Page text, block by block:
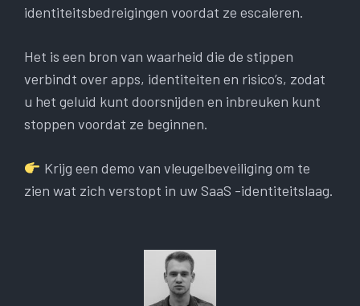
identiteitsbedreigingen voordat ze escaleren.
Het is een bron van waarheid die de stippen
verbindt over apps, identiteiten en risico’s, zodat
u het geluid kunt doorsnijden en inbreuken kunt
stoppen voordat ze beginnen.
Krijg een demo van vleugelbeveiliging om te
zien wat zich verstopt in uw SaaS -identiteitslaag.